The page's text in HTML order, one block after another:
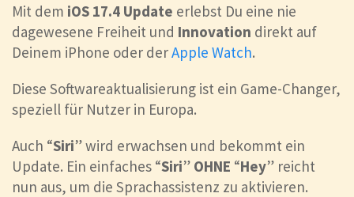
Mit dem iOS 17.4 Update erlebst Du eine nie
dagewesene Freiheit und Innovation direkt auf
Deinem iPhone oder derApple Watch.
Diese Softwareaktualisierung ist ein Game-Changer,
speziell für Nutzer in Europa.
Auch “Siri” wird erwachsen und bekommt ein
Update. Ein einfaches “Siri” OHNE “Hey” reicht
nun aus, um die Sprachassistenz zu aktivieren.